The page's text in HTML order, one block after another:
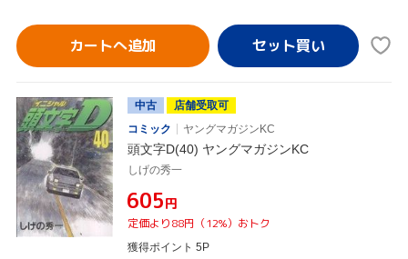
カートへ追加
中古
店舗受取可
コミック
ヤングマガジンKC
頭文字D(40) ヤングマガジンKC
しげの秀一
¥605円
定価より88円（12%）おトク
獲得ポイント 5P